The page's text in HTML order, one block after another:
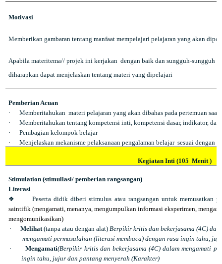
Motivasi
Memberikan gambaran tentang manfaat mempelajari pelajaran yang akan
Apabila materitema// projek ini kerjakan dengan baik dan sungguh-sungguh
diharapkan dapat menjelaskan tentang materi yang dipelajari
Pemberian Acuan
·
Memberitahukan materi pelajaran yang akan dibahas pada pertemuan saat
·
Memberitahukan tentang kompetensi inti, kompetensi dasar, indikator,
·
Pembagian kelompok belajar
·
Menjelaskan mekanisme pelaksanaan pengalaman belajar sesuai dengan
Kegiatan Inti (105 Menit )
Stimulation (stimullasi/ pemberian rangsangan)
Literasi
❖
Peserta didik diberi stimulus atau rangsangan untuk memusatkan p
saintifik (mengamati, menanya, mengumpulkan informasieksperimen, mengas
mengomunikasikan)
·
Melihat(tanpa atau dengan alat) Berpikir kritis dan bekerjasama (4C)
mengamati permasalahan (literasi membaca) dengan rasa ingin tahu,
·
Mengamati(Berpikir kritis dan bekerjasama (4C) dalam mengamati
ingin tahu, jujur dan pantang menyerah (Karakter)